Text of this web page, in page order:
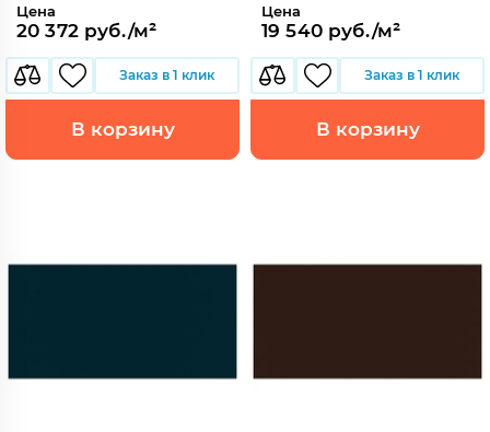
Цена
20 372 руб./м²
Заказ в 1 клик
В корзину
Цена
19 540 руб./м²
Заказ в 1 клик
В корзину